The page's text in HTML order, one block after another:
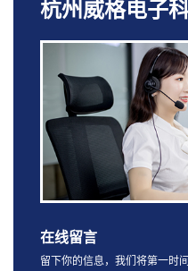
杭州威格电子
在线留言
留下你的信息，我们将第一时